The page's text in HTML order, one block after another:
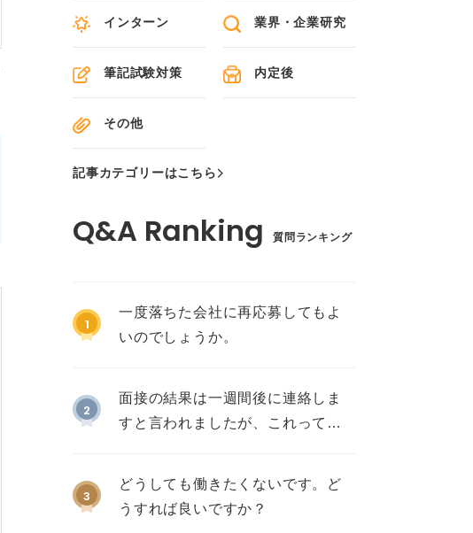
インターン 業界・企業研究
筆記試験対策 内定後
その他
記事カテゴリーはこちら
質問ランキング
1
一度落ちた会社に再応募してもよ
いのでしょうか。
2
面接の結果は一週間後に連絡しま
すと言われましたが、これって不
3
どうしても働きたくないです。ど
うすれば良いですか？